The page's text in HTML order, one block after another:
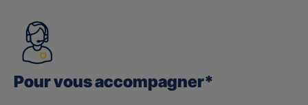
Pour vous accompagner*